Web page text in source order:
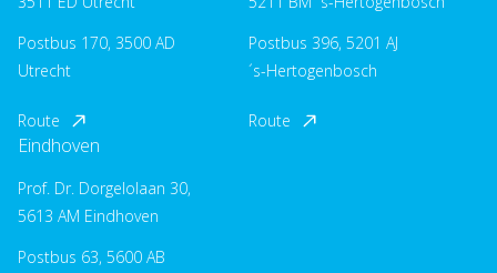
Postbus 170, 3500 AD
Utrecht
Route
Postbus 396, 5201 AJ
´s-Hertogenbosch
Route
Eindhoven
Prof. Dr. Dorgelolaan 30,
5613 AM Eindhoven
Postbus 63, 5600 AB